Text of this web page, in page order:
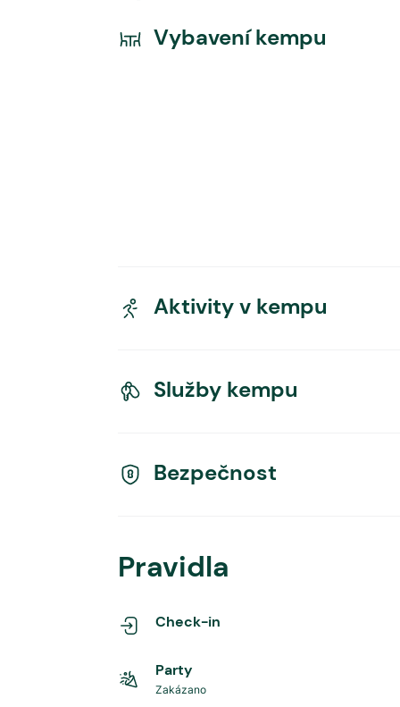
Vybavení kempu
Aktivity v kempu
Služby kempu
Bezpečnost
Pravidla
Check-in
Party
Zakázano